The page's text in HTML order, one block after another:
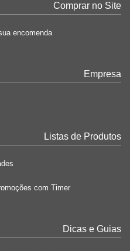
Comprar no Site
encomenda
Empresa
Listas de Produtos
com Timer
Dicas e Guias